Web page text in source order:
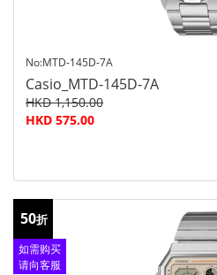
No:MTD-145D-7A
Casio_MTD-145D-7A
HKD 1,150.00
HKD 575.00
50折
如需购买
请向客服